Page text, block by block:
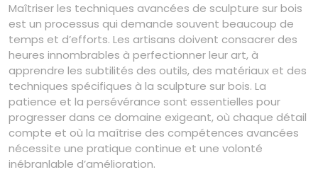
Maîtriser les techniques avancées de sculpture sur bois
est un processus qui demande souvent beaucoup de
temps et d’efforts. Les artisans doivent consacrer des
heures innombrables à perfectionner leur art, à
apprendre les subtilités des outils, des matériaux et des
techniques spécifiques à la sculpture sur bois. La
patience et la persévérance sont essentielles pour
progresser dans ce domaine exigeant, où chaque détail
compte et où la maîtrise des compétences avancées
nécessite une pratique continue et une volonté
inébranlable d’amélioration.